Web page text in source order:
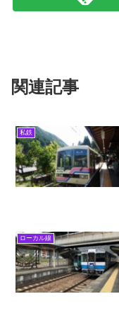
関連記事
私鉄
ローカル線